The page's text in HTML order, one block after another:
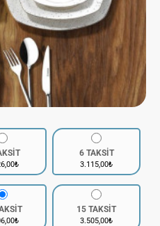
6 TAKSİT
3.115,00₺
15 TAKSİT
3.505,00₺